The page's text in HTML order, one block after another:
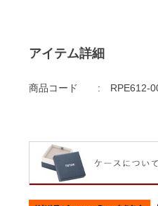
アイテム詳細
商品コード RPE612-